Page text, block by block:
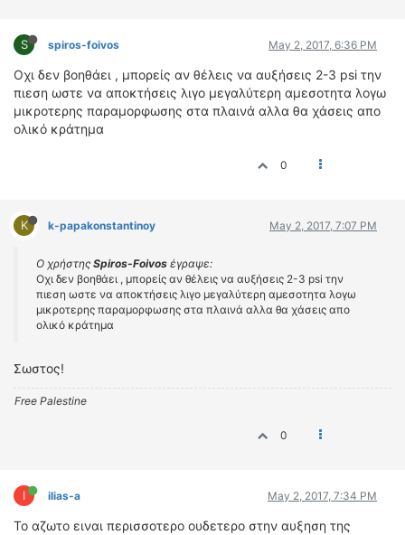
S spiros-foivos May 2, 2017, 6:36 PM
Οχι δεν βοηθάει , μπορείς αν θέλεις να αυξήσεις 2-3 psi την
πιεση ωστε να αποκτήσεις λιγο μεγαλύτερη αμεσοτητα λογω
μικροτερης παραμορφωσης στα πλαινά αλλα θα χάσεις απο
ολικό κράτημα
0
K k-papakonstantinoy May 2, 2017, 7:07 PM
Ο χρήστης Spiros-Foivos έγραψε:
Οχι δεν βοηθάει , μπορείς αν θέλεις να αυξήσεις 2-3 psi την
πιεση ωστε να αποκτήσεις λιγο μεγαλύτερη αμεσοτητα λογω
μικροτερης παραμορφωσης στα πλαινά αλλα θα χάσεις απο
ολικό κράτημα
Σωστος!
Free Palestine
0
I ilias-a May 2, 2017, 7:34 PM
Το αζωτο ειναι περισσοτερο ουδετερο στην αυξηση της